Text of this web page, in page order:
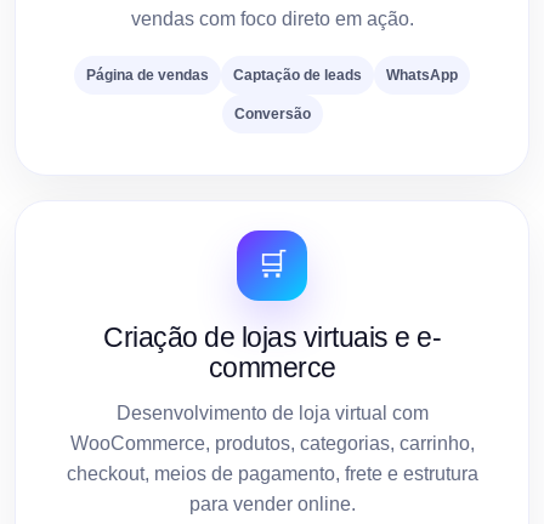
vendas com foco direto em ação.
Página de vendas Captação de leads WhatsApp
Conversão
🛒
Criação de lojas virtuais e e-
commerce
Desenvolvimento de loja virtual com
WooCommerce, produtos, categorias, carrinho,
checkout, meios de pagamento, frete e estrutura
para vender online.